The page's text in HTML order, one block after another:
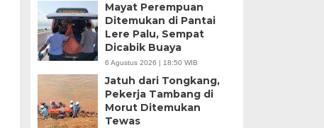
Mayat Perempuan
Ditemukan di Pantai
Lere Palu, Sempat
Dicabik Buaya
6 Agustus 2026 | 18:50 WIB
Jatuh dari Tongkang,
Pekerja Tambang di
Morut Ditemukan
Tewas